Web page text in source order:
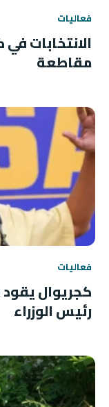
فعاليات
الانتخابات
مقاطعة
فعاليات
رئيس الوزراء